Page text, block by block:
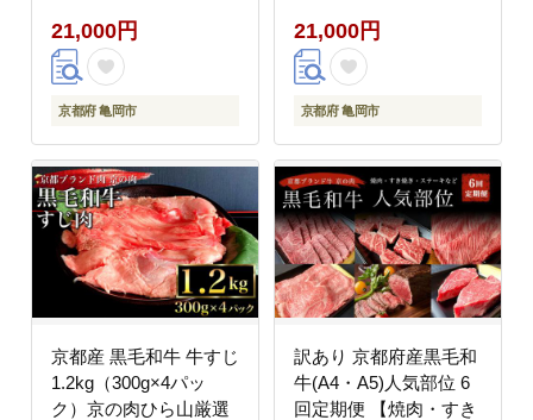
21,000円
京都府 亀岡市
対策 訳あり》
21,000円
京都府 亀岡市
京都産 黒毛和牛 牛すじ
1.2kg（300g×4パッ
ク）京の肉ひら山厳選
訳あり 京都府産黒毛和
牛(A4・A5)人気部位 6
回定期便 【焼肉・すき